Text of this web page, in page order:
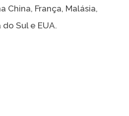
China, França, Malásia,
do Sul e EUA.